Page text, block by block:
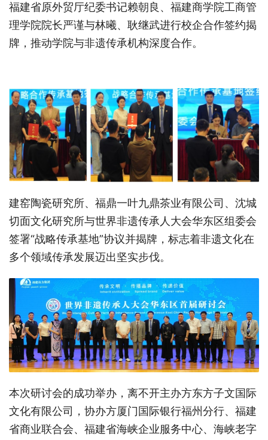
福建省原外贸厅纪委书记赖朝良、福建商学院工商管
理学院院长严谨与林曦、耿继武进行校企合作签约揭
牌，推动学院与非遗传承机构深度合作。
建窑陶瓷研究所、福鼎一叶九鼎茶业有限公司、沈城
切面文化研究所与世界非遗传承人大会华东区组委会
签署“战略传承基地”协议并揭牌，标志着非遗文化在
多个领域传承发展迈出坚实步伐。
本次研讨会的成功举办，离不开主办方东方子文国际
文化有限公司，协办方厦门国际银行福州分行、福建
省商业联合会、福建省海峡企业服务中心、海峡老字